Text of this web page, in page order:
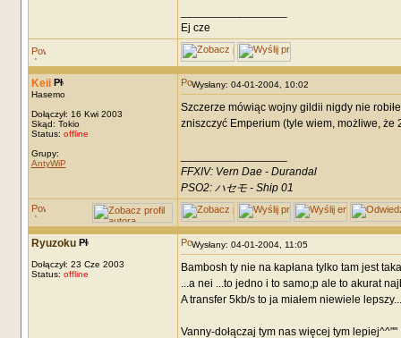
Ej cze
Keii
Hasemo
Dołączył: 16 Kwi 2003
Skąd: Tokio
Status: offline
Grupy:
AntyWiP
Wysłany: 04-01-2004, 10:02
Szczerze mówiąc wojny gildii nigdy nie
zniszczyć Emperium (tyle wiem, możliwe,
FFXIV: Vern Dae - Durandal
PSO2: ハセモ - Ship 01
Ryuzoku
Dołączył: 23 Cze 2003
Status: offline
Wysłany: 04-01-2004, 11:05
Bambosh ty nie na kapłana tylko tam jest
...a nei ...to jedno i to samo;p ale to akurat
A transfer 5kb/s to ja miałem niewiele
Vanny-dołączaj tym nas więcej tym lepiej^^""